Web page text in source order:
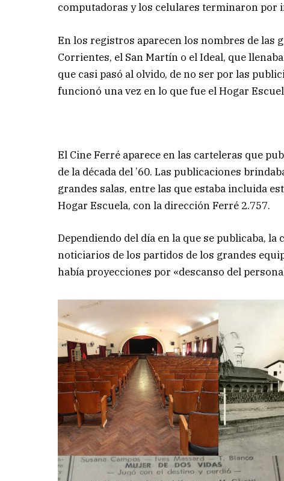
computadoras y los celulares terminaron por
En los registros aparecen los nombres de las
Corrientes, el San Martín o el Ideal, que
que casi pasó al olvido, de no ser por las
funcionó una vez en lo que fue el Hogar
El Cine Ferré aparece en las carteleras que
de la década del ’60. Las publicaciones
grandes salas, entre las que estaba incluida
Hogar Escuela, con la dirección Ferré 2.757.
Dependiendo del día en la que se publicaba,
noticiarios de los partidos de los grandes
había proyecciones por «descanso del